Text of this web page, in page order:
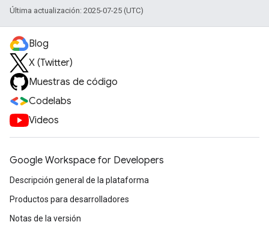
Última actualización: 2025-07-25 (UTC)
Blog
X (Twitter)
Muestras de código
Codelabs
Videos
Google Workspace for Developers
Descripción general de la plataforma
Productos para desarrolladores
Notas de la versión